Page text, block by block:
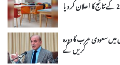
شریف اگلے 48 گھنٹوں میں سعودی عرب کا دورہ
کریں گے